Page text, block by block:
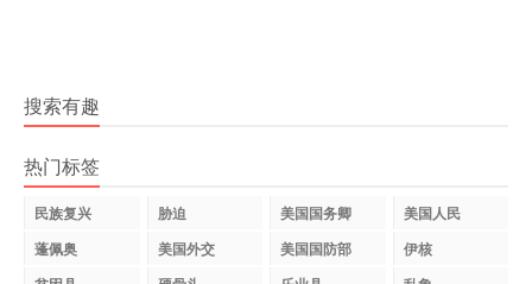
搜索有趣
热门标签
民族复兴 胁迫 美国国务卿
美国人民
蓬佩奥
美国外交 美国国防部
伊核